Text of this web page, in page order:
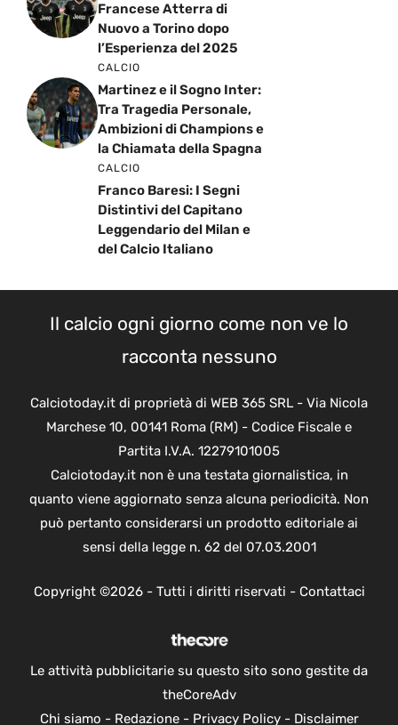
Francese Atterra di
Nuovo a Torino dopo
l’Esperienza del 2025
CALCIO
Martinez e il Sogno Inter:
Tra Tragedia Personale,
Ambizioni di Champions e
la Chiamata della Spagna
CALCIO
Franco Baresi: I Segni
Distintivi del Capitano
Leggendario del Milan e
del Calcio Italiano
Il calcio ogni giorno come non ve lo
racconta nessuno
Calciotoday.it di proprietà di WEB 365 SRL - Via Nicola
Marchese 10, 00141 Roma (RM) - Codice Fiscale e
Partita I.V.A. 12279101005
Calciotoday.it non è una testata giornalistica, in
quanto viene aggiornato senza alcuna periodicità. Non
può pertanto considerarsi un prodotto editoriale ai
sensi della legge n. 62 del 07.03.2001
Copyright ©2026 - Tutti i diritti riservati - Contattaci
Le attività pubblicitarie su questo sito sono gestite da
theCoreAdv
Chi siamo - Redazione- Privacy Policy- Disclaimer